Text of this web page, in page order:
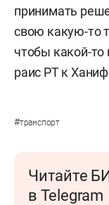
принимать
свою какую-то
чтобы какой-
раис РТ к
#транспорт
Читайте
в Telegram